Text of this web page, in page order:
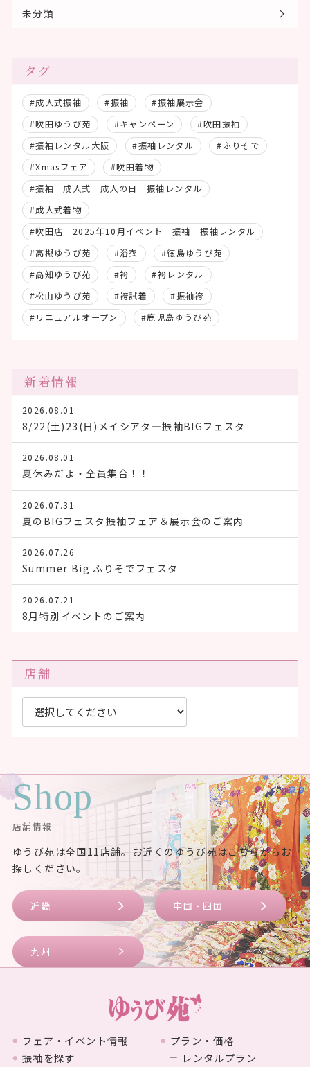
未分類
タグ
#成人式振袖 #振袖
#振袖展示会
#吹田ゆうび苑
#キャンペーン
#吹田振袖
#振袖レンタル大阪
#振袖レンタル
#ふりそで
#Xmasフェア
#吹田着物
#振袖 成人式 成人の日 振袖レンタル
#成人式着物
#吹田店 2025年10月イベント 振袖 振袖レンタル
#高槻ゆうび苑
#浴衣
#徳島ゆうび苑
#高知ゆうび苑
#袴
#袴レンタル
#松山ゆうび苑
#袴試着
#振袖袴
#リニュアルオープン
#鹿児島ゆうび苑
新着情報
2026.08.01
8/22(土)23(日)メイシアタ―振袖BIGフェスタ
2026.08.01
夏休みだよ・全員集合！！
2026.07.31
夏のBIGフェスタ振袖フェア＆展示会のご案内
2026.07.26
Summer Big ふりそでフェスタ
2026.07.21
8月特別イベントのご案内
店舗
Shop
店舗情報
ゆうび苑は全国11店舗。お近くのゆうび苑はこちらからお
探しください。
近畿 中国・四国
九州
フェア・イベント情報
振袖を探す
プラン・価格
レンタルプラン